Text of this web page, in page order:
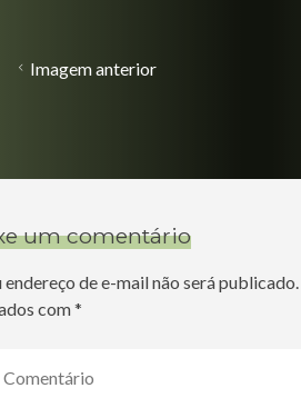
Imagem anterior
um comentário
endereço de e-mail não será publicado.
com*